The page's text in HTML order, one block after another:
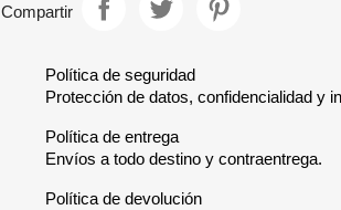
Compartir
Política de seguridad
Protección de datos, confidencialidad y
Política de entrega
Envíos a todo destino y contraentrega.
Política de devolución